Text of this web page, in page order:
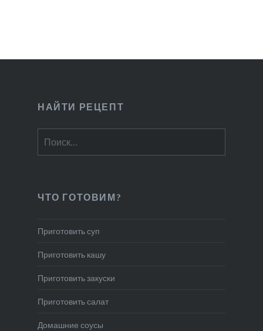
НАЙТИ РЕЦЕПТ
ЧТО ГОТОВИМ?
Приготовить суп
Приготовить кашу
Приготовить закуски
Приготовить салат
Домашние соусы